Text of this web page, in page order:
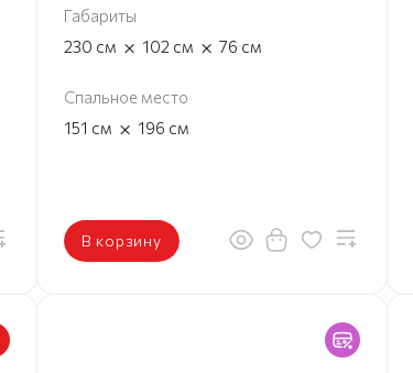
Габариты
230 см × 102 см × 76 см
Спальное место
151 см × 196 см
В корзину